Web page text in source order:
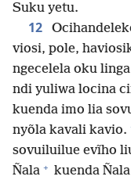
Suku yetu.
12
viosi, pole,
ngecelela oku
ndi yuliwa locina
kuenda imo lia
nyõla kavali kavio.
sovuiluilue evĩho
Ñala + kuenda